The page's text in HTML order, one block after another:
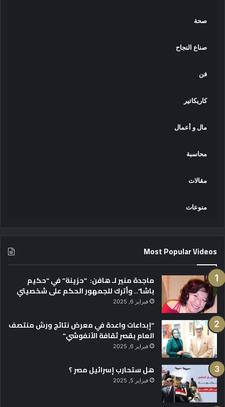
صحة
صناع النجاح
فن
كاريكاتير
مال و أعمال
محاسبة
مقالات
منوعات
Most Popular Videos
ماجدة منير لـ هافن: “حزينة” في “حكيم
باشا”.. وأترك للجمهور الحكم على شخصيتي
فبراير 6, 2025
“إبداعات واعدة في معرض نتائج ورش منتصف
العام بقصر ثقافة الأنفوشي”
فبراير 6, 2025
هل ستحارب إسرائيل مصر ؟
فبراير 5, 2025